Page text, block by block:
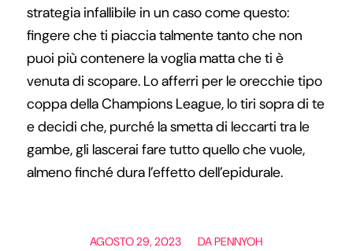
strategia infallibile in un caso come questo:
fingere che ti piaccia talmente tanto che non
puoi più contenere la voglia matta che ti è
venuta di scopare. Lo afferri per le orecchie tipo
coppa della Champions League, lo tiri sopra di te
e decidi che, purché la smetta di leccarti tra le
gambe, gli lascerai fare tutto quello che vuole,
almeno finché dura l’effetto dell’epidurale.
AGOSTO 29, 2023
/ DAPENNYOH